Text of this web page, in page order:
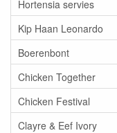
Hortensia servies
Kip Haan Leonardo
Boerenbont
Chicken Together
Chicken Festival
Clayre & Eef Ivory